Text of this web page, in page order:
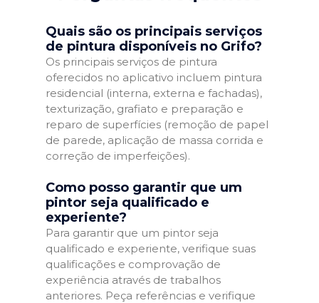
Quais são os principais serviços
de pintura disponíveis no Grifo?
Os principais serviços de pintura
oferecidos no aplicativo incluem pintura
residencial (interna, externa e fachadas),
texturização, grafiato e preparação e
reparo de superfícies (remoção de papel
de parede, aplicação de massa corrida e
correção de imperfeições).
Como posso garantir que um
pintor seja qualificado e
experiente?
Para garantir que um pintor seja
qualificado e experiente, verifique suas
qualificações e comprovação de
experiência através de trabalhos
anteriores. Peça referências e verifique